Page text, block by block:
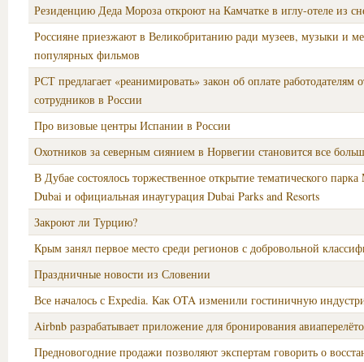
Резиденцию Деда Мороза откроют на Камчатке в иглу-отеле из
Россияне приезжают в Великобританию ради музеев, музыки и
популярных фильмов
РСТ предлагает «реанимировать» закон об оплате работодателям
сотрудников в России
Про визовые центры Испании в России
Охотников за северным сиянием в Норвегии становится все
В Дубае состоялось торжественное открытие тематического
Dubai и официальная инаугурация Dubai Parks and Resorts
Закроют ли Турцию?
Крым занял первое место среди регионов с добровольной
Праздничные новости из Словении
Все началось с Expedia. Как OTA изменили гостиничную
Airbnb разрабатывает приложение для бронирования
Предновогодние продажи позволяют экспертам говорить о